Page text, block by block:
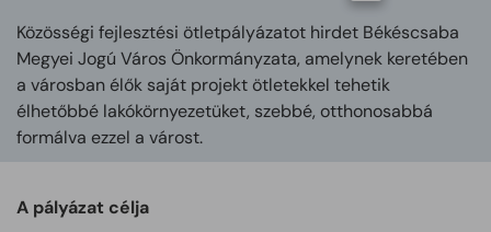
Közösségi fejlesztési ötletpályázatot hirdet Békéscsaba
Megyei Jogú Város Önkormányzata, amelynek keretében
a városban élők saját projekt ötletekkel tehetik
élhetőbbé lakókörnyezetüket, szebbé, otthonosabbá
formálva ezzel a várost.
A pályázat célja